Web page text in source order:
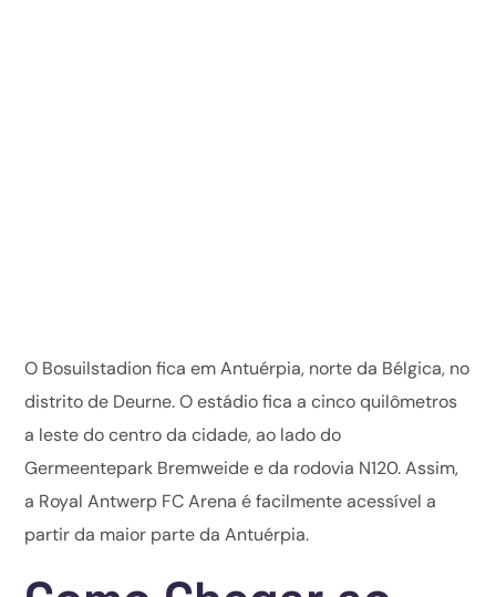
O Bosuilstadion fica em Antuérpia, norte da Bélgica, no
distrito de Deurne. O estádio fica a cinco quilômetros
a leste do centro da cidade, ao lado do
Germeentepark Bremweide e da rodovia N120. Assim,
a Royal Antwerp FC Arena é facilmente acessível a
partir da maior parte da Antuérpia.